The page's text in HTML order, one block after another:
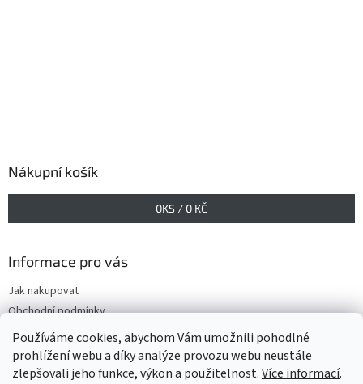
Používáme cookies, abychom Vám umožnili pohodlné
prohlížení webu a díky analýze provozu webu neustále
zlepšovali jeho funkce, výkon a použitelnost.Více informací.
Nákupní košík
0KS / 0 KČ
Informace pro vás
Jak nakupovat
Obchodní podmínky
Podmínky ochrany osobních údajů